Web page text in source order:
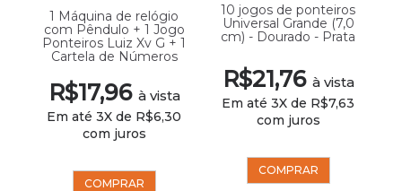
10 jogos de ponteiros
Universal Grande (7,0
cm) - Dourado - Prata
R$21,76 à vista
Em até 3X de R$7,63
com juros
COMPRAR
1 Máquina de relógio
com Pêndulo + 1 Jogo
Ponteiros Luiz Xv G + 1
Cartela de Números
R$17,96 à vista
Em até 3X de R$6,30
com juros
COMPRAR